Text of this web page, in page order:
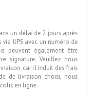
un délai de 2 jours après
UPS avec un numéro de
peuvent également être
signature. Veuillez nous
car il induit des frais
de livraison choisi, nous
en ligne.